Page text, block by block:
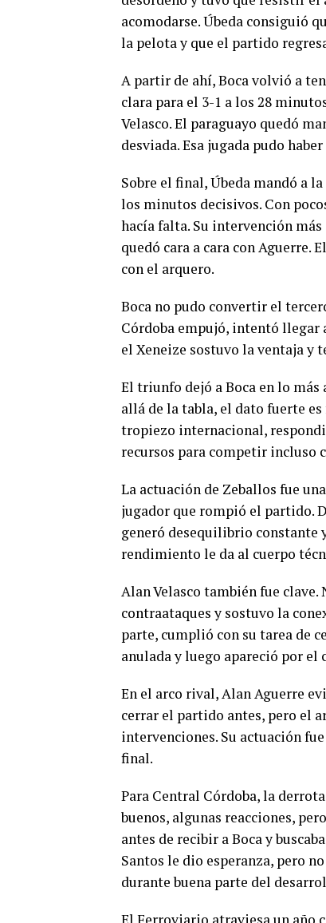
acomodarse. Úbeda consiguió
la pelota y que el partido
A partir de ahí, Boca volvió a
clara para el 3-1 a los 28
Velasco. El paraguayo quedó
desviada. Esa jugada pudo
Sobre el final, Úbeda mandó a
los minutos decisivos. Con
hacía falta. Su intervención
quedó cara a cara con Aguerre.
con el arquero.
Boca no pudo convertir el
Córdoba empujó, intentó llegar
el Xeneize sostuvo la ventaja y
El triunfo dejó a Boca en lo más
allá de la tabla, el dato fuerte
tropiezo internacional,
recursos para competir incluso
La actuación de Zeballos fue
jugador que rompió el partido.
generó desequilibrio constante
rendimiento le da al cuerpo
Alan Velasco también fue
contraataques y sostuvo la
parte, cumplió con su tarea de
anulada y luego apareció por el
En el arco rival, Alan Aguerre
cerrar el partido antes, pero el
intervenciones. Su actuación
final.
Para Central Córdoba, la
buenos, algunas reacciones,
antes de recibir a Boca y
Santos le dio esperanza, pero
durante buena parte del